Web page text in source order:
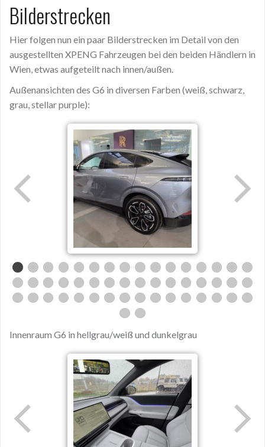
Bilderstrecken
Hier folgen nun ein paar Bilderstrecken im Detail von den
ausgestellten XPENG Fahrzeugen bei den beiden Händlern in
Wien, etwas aufgeteilt nach innen/außen.
Außenansichten des G6 in diversen Farben (weiß, schwarz,
grau, stellar purple):
Innenraum G6 in hellgrau/weiß und dunkelgrau